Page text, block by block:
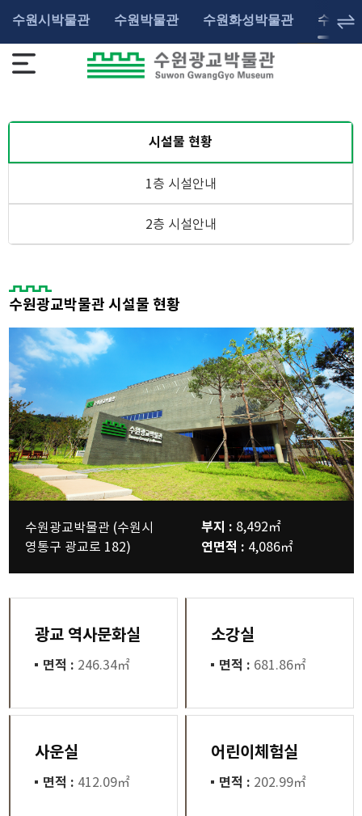
수원시박물관 수원박물관 수원화성박물관 수원광
시설물 현황
1층 시설안내
2층 시설안내
수원광교박물관 시설물 현황
수원광교박물관 (수원시
영통구 광교로 182)
부지 : 8,492㎡
연면적 : 4,086㎡
광교 역사문화실
면적 : 246.34㎡
소강실
면적 : 681.86㎡
사운실
면적 : 412.09㎡
어린이체험실
면적 : 202.99㎡